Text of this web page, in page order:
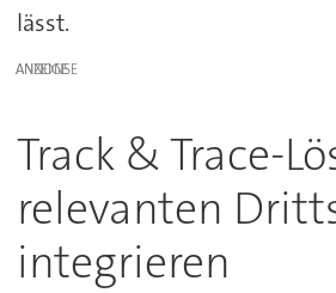
lässt.
ANZEIGE
Track & Trace-
relevanten
integrieren